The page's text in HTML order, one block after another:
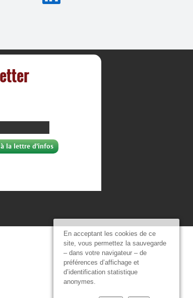
En acceptant les cookies de ce
site, vous permettez la sauvegarde
– dans votre navigateur – de
préférences d’affichage et
d’identification statistique
anonymes.